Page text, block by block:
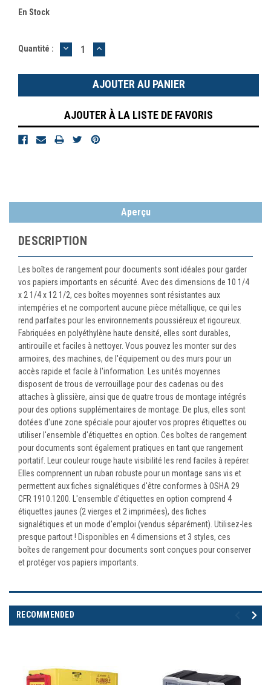
En Stock
Quantité : DIMINUER
LA
:
AUGMENTER
LA
:
AJOUTER À LA LISTE DE FAVORIS
Aperçu
DESCRIPTION
Les boîtes de rangement pour documents sont idéales pour garder
vos papiers importants en sécurité. Avec des dimensions de 10 1/4
x 2 1/4 x 12 1/2, ces boîtes moyennes sont résistantes aux
intempéries et ne comportent aucune pièce métallique, ce qui les
rend parfaites pour les environnements poussiéreux et rigoureux.
Fabriquées en polyéthylène haute densité, elles sont durables,
antirouille et faciles à nettoyer. Vous pouvez les monter sur des
armoires, des machines, de l'équipement ou des murs pour un
accès rapide et facile à l'information. Les unités moyennes
disposent de trous de verrouillage pour des cadenas ou des
attaches à glissière, ainsi que de quatre trous de montage intégrés
pour des options supplémentaires de montage. De plus, elles sont
dotées d'une zone spéciale pour ajouter vos propres étiquettes ou
utiliser l'ensemble d'étiquettes en option. Ces boîtes de rangement
pour documents sont également pratiques en tant que rangement
portatif. Leur couleur rouge haute visibilité les rend faciles à repérer.
Elles comprennent un ruban robuste pour un montage sans vis et
permettent aux fiches signalétiques d'être conformes à OSHA 29
CFR 1910.1200. L'ensemble d'étiquettes en option comprend 4
étiquettes jaunes (2 vierges et 2 imprimées), des fiches
signalétiques et un mode d'emploi (vendus séparément). Utilisez-les
presque partout ! Disponibles en 4 dimensions et 3 styles, ces
boîtes de rangement pour documents sont conçues pour conserver
et protéger vos papiers importants.
RECOMMENDED